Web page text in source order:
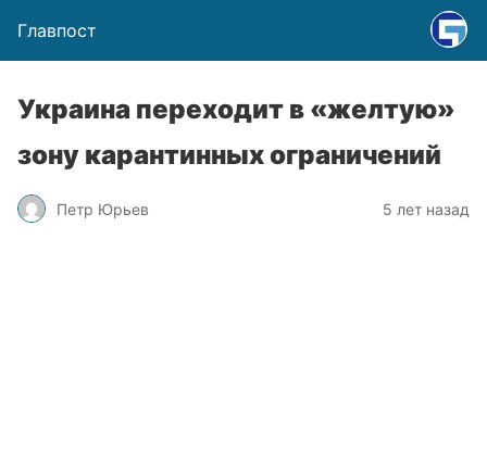
Главпост
Украина переходит в «желтую»
зону карантинных ограничений
Петр Юрьев 5 лет назад